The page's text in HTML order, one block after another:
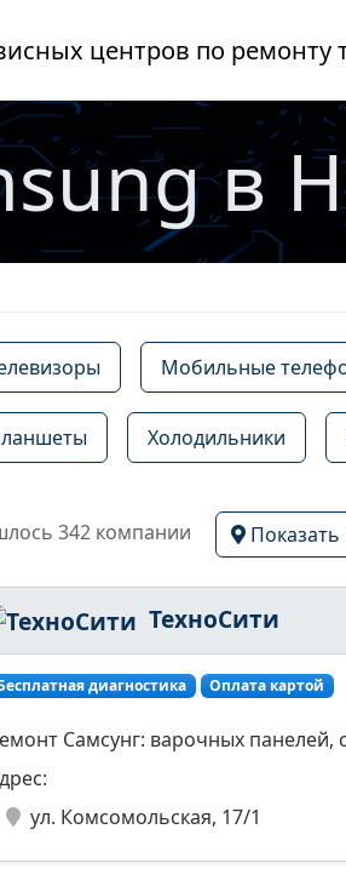
центров по ремонту
в
Мобильные
Холодильники
342 компании Показать
ТехноСити
диагностика Оплата картой
Самсунг: варочных
ул. Комсомольская, 17/1